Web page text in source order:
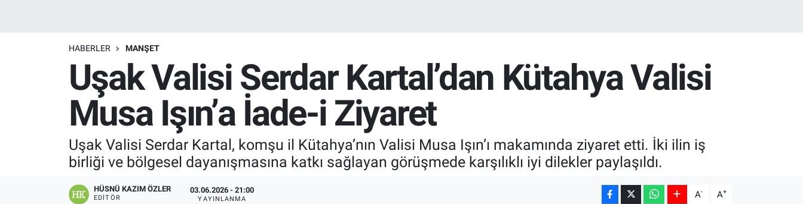
HABERLER MANŞET
Uşak Valisi Serdar Kartal’dan Kütahya Valisi
Musa Işın’a İade-i Ziyaret
Uşak Valisi Serdar Kartal, komşu il Kütahya’nın Valisi Musa Işın’ı makamında ziyaret etti. İki ilin iş
birliği ve bölgesel dayanışmasına katkı sağlayan görüşmede karşılıklı iyi dilekler paylaşıldı.
HÜSNÜ KAZIM ÖZLER
EDITÖR
03.06.2026 - 21:00
YAYINLANMA A- A+
Resmi İlanlar
Son Dakika
Uşak Haberleri